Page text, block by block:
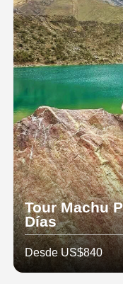
Tour Machu
Días
Desde US$840